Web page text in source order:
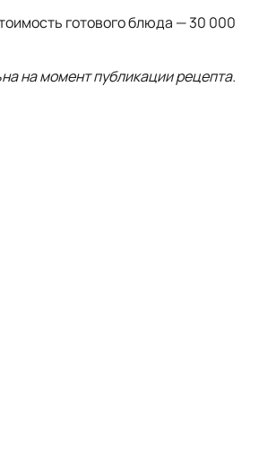
готового блюда — 30 000
на момент публикации рецепта.